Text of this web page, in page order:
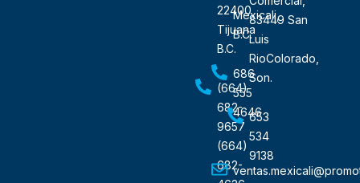
22400
Tijuana
B.C.
(664)
682-
9657
(664)
682-
Mexicali,
B.C.
686
555
4646
83449 San
Luis
RioColorado,
Son.
653
534
9138